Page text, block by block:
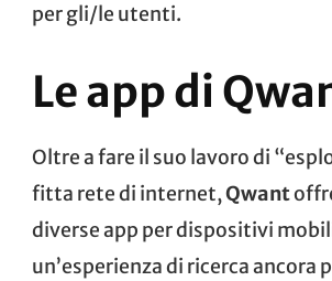
per gli/le utenti.
Le app di
Oltre a fare il suo lavoro di
fitta rete di internet,Qwant
diverse app per dispositivi
un’esperienza di ricerca ancora